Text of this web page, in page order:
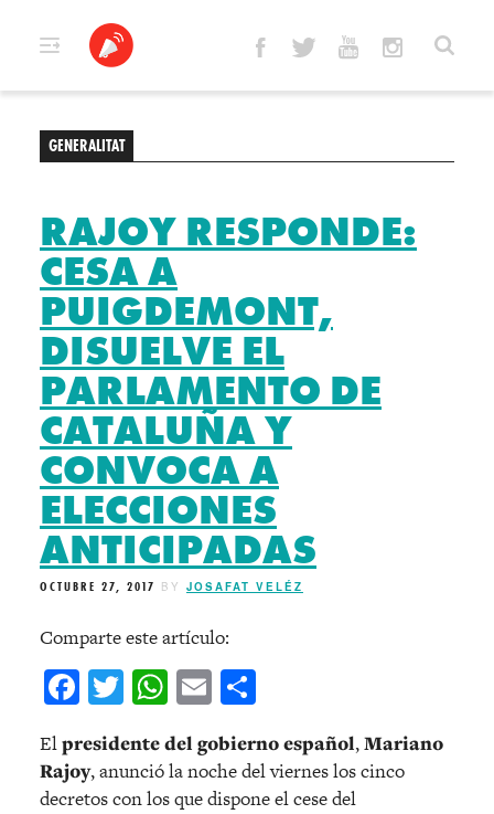
GENERALITAT
RAJOY RESPONDE:
CESA A
PUIGDEMONT,
DISUELVE EL
PARLAMENTO DE
CATALUÑA Y
CONVOCA A
ELECCIONES
ANTICIPADAS
OCTUBRE 27, 2017 BY JOSAFAT VELÉZ
Comparte este artículo:
Facebook
Twitter
WhatsApp
Email
Elpresidente del gobierno español,Mariano
Rajoy, anunció la noche del viernes los cinco
decretos con los que dispone el cese del